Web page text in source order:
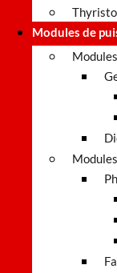
Modules de